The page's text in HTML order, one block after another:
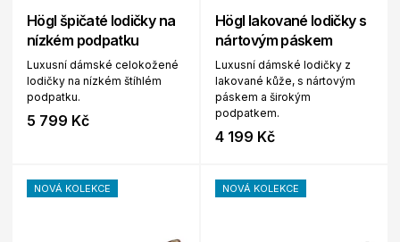
Högl špičaté lodičky na
nízkém podpatku
Luxusní dámské celokožené
lodičky na nízkém štíhlém
podpatku.
5 799 Kč
Högl lakované lodičky s
nártovým páskem
Luxusní dámské lodičky z
lakované kůže, s nártovým
páskem a širokým
podpatkem.
4 199 Kč
NOVÁ KOLEKCE NOVÁ KOLEKCE